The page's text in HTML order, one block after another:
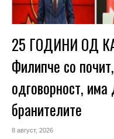
25 ГОДИНИ ОД
Филипче со
одговорност,
бранителите
8 август, 2026